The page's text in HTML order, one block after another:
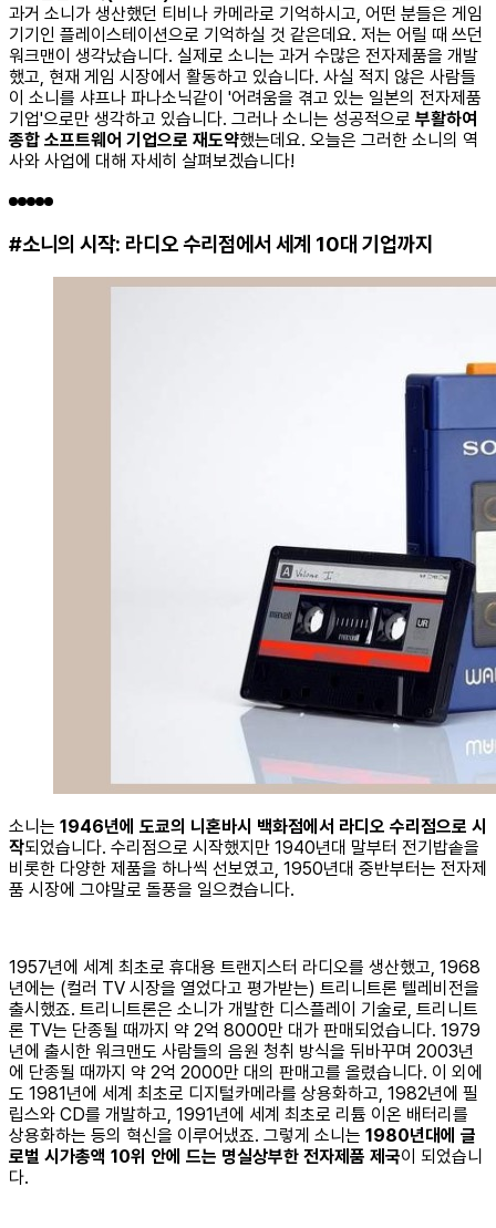
과거 소니가 생산했던 티비나 카메라로 기억하시고, 어떤 분들은 게임
기기인 플레이스테이션으로 기억하실 것 같은데요. 저는 어릴 때 쓰던
워크맨이 생각났습니다. 실제로 소니는 과거 수많은 전자제품을 개발
했고, 현재 게임 시장에서 활동하고 있습니다. 사실 적지 않은 사람들
이 소니를 샤프나 파나소닉같이 '어려움을 겪고 있는 일본의 전자제품
기업'으로만 생각하고 있습니다. 그러나 소니는 성공적으로 부활하여
종합 소프트웨어 기업으로 재도약했는데요. 오늘은 그러한 소니의 역
사와 사업에 대해 자세히 살펴보겠습니다!
#소니의 시작: 라디오 수리점에서 세계 10대 기업까지
소니는 1946년에 도쿄의 니혼바시 백화점에서 라디오 수리점으로 시
작되었습니다. 수리점으로 시작했지만 1940년대 말부터 전기밥솥을
비롯한 다양한 제품을 하나씩 선보였고, 1950년대 중반부터는 전자제
품 시장에 그야말로 돌풍을 일으켰습니다.
1957년에 세계 최초로 휴대용 트랜지스터 라디오를 생산했고, 1968
년에는 (컬러 TV 시장을 열었다고 평가받는) 트리니트론 텔레비전을
출시했죠. 트리니트론은 소니가 개발한 디스플레이 기술로, 트리니트
론 TV는 단종될 때까지 약 2억 8000만 대가 판매되었습니다. 1979
년에 출시한 워크맨도 사람들의 음원 청취 방식을 뒤바꾸며 2003년
에 단종될 때까지 약 2억 2000만 대의 판매고를 올렸습니다. 이 외에
도 1981년에 세계 최초로 디지털카메라를 상용화하고, 1982년에 필
립스와 CD를 개발하고, 1991년에 세계 최초로 리튬 이온 배터리를
상용화하는 등의 혁신을 이루어냈죠. 그렇게 소니는 1980년대에 글
로벌 시가총액 10위 안에 드는 명실상부한 전자제품 제국이 되었습니
다.